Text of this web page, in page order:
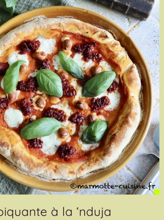
à la ‘nduja